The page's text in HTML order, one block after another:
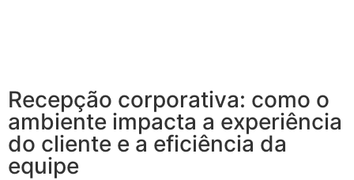
Recepção corporativa: como o
ambiente impacta a experiência
do cliente e a eficiência da
equipe